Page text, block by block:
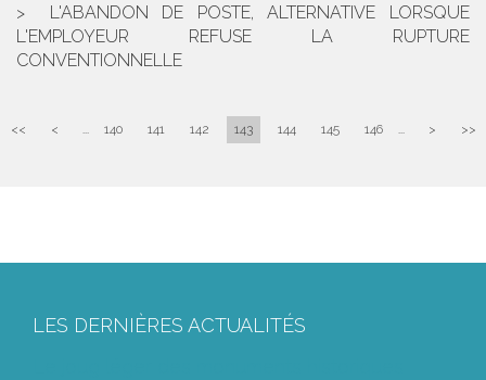
L'ABANDON DE POSTE, ALTERNATIVE LORSQUE
L'EMPLOYEUR REFUSE LA RUPTURE
CONVENTIONNELLE
<< < ... 140 141 142 143 144 145 146 ... > >>
LES DERNIÈRES ACTUALITÉS